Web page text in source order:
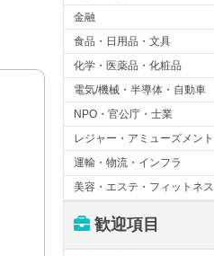
金融
食品・日用品・文具
化学・医薬品・化粧品
電気/機械・半導体・自動車
NPO・官公庁・士業
レジャー・アミューズメント
運輸・物流・インフラ
美容・エステ・フィットネス
歓迎項目